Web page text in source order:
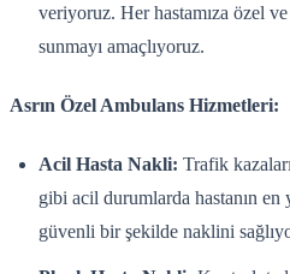
veriyoruz. Her hastamıza özel
sunmayı amaçlıyoruz.
Asrın Özel Ambulans Hizmetleri:
Acil Hasta Nakli: Trafik
gibi acil durumlarda hastanın en
güvenli bir şekilde naklini